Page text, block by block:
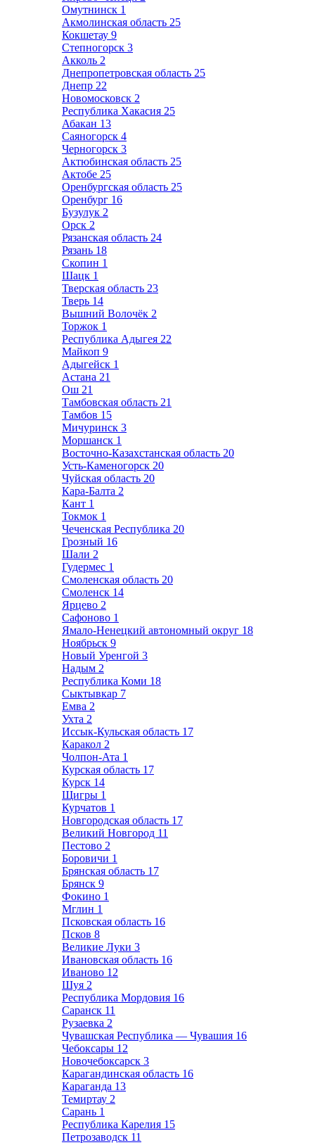
Омутнинск 1
Акмолинская область 25
Кокшетау 9
Степногорск 3
Акколь 2
Днепропетровская область 25
Днепр 22
Новомосковск 2
Республика Хакасия 25
Абакан 13
Саяногорск 4
Черногорск 3
Актюбинская область 25
Актобе 25
Оренбургская область 25
Оренбург 16
Бузулук 2
Орск 2
Рязанская область 24
Рязань 18
Скопин 1
Шацк 1
Тверская область 23
Тверь 14
Вышний Волочёк 2
Торжок 1
Республика Адыгея 22
Майкоп 9
Адыгейск 1
Астана 21
Ош 21
Тамбовская область 21
Тамбов 15
Мичуринск 3
Моршанск 1
Восточно-Казахстанская область 20
Усть-Каменогорск 20
Чуйская область 20
Кара-Балта 2
Кант 1
Токмок 1
Чеченская Республика 20
Грозный 16
Шали 2
Гудермес 1
Смоленская область 20
Смоленск 14
Ярцево 2
Сафоново 1
Ямало-Ненецкий автономный округ 18
Ноябрьск 9
Новый Уренгой 3
Надым 2
Республика Коми 18
Сыктывкар 7
Емва 2
Ухта 2
Иссык-Кульская область 17
Каракол 2
Чолпон-Ата 1
Курская область 17
Курск 14
Щигры 1
Курчатов 1
Новгородская область 17
Великий Новгород 11
Пестово 2
Боровичи 1
Брянская область 17
Брянск 9
Фокино 1
Мглин 1
Псковская область 16
Псков 8
Великие Луки 3
Ивановская область 16
Иваново 12
Шуя 2
Республика Мордовия 16
Саранск 11
Рузаевка 2
Чувашская Республика — Чувашия 16
Чебоксары 12
Новочебоксарск 3
Карагандинская область 16
Караганда 13
Темиртау 2
Сарань 1
Республика Карелия 15
Петрозаводск 11